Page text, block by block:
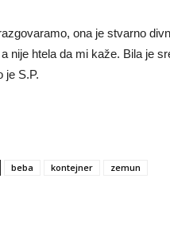
ona je stvarno
nije htela da mi kaže. Bila je
je S.P.
beba kontejner zemun